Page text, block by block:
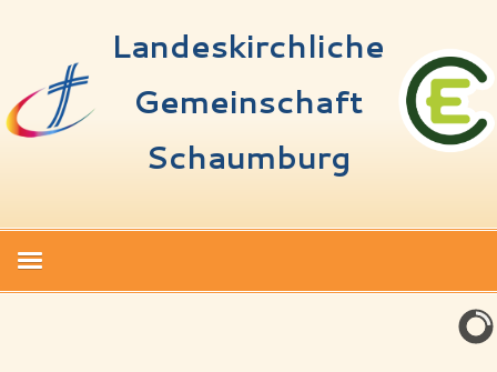
Landeskirchliche
Gemeinschaft
Schaumburg